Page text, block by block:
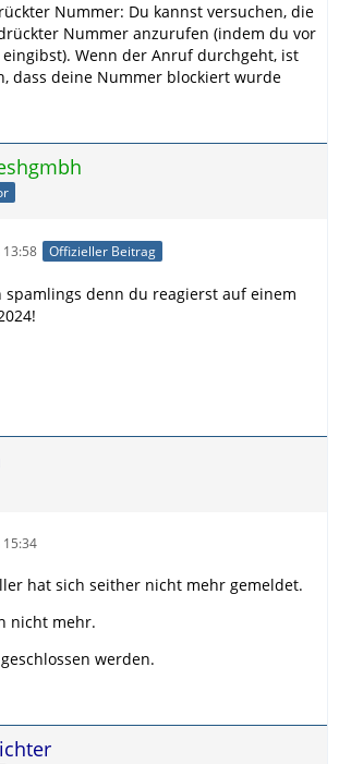
Nummer: Du kannst versuchen, die
Nummer anzurufen (indem du vor
Wenn der Anruf durchgeht, ist
dass deine Nummer blockiert wurde
Offizieller Beitrag
spamlings denn du reagierst auf einem
hat sich seither nicht mehr gemeldet.
nicht mehr.
werden.